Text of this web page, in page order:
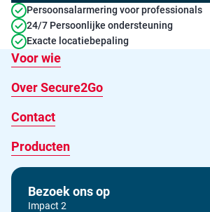
Persoonsalarmering voor professionals
24/7 Persoonlijke ondersteuning
Exacte locatiebepaling
Voor wie
Over Secure2Go
Contact
Producten
Bezoek ons op
Impact 2